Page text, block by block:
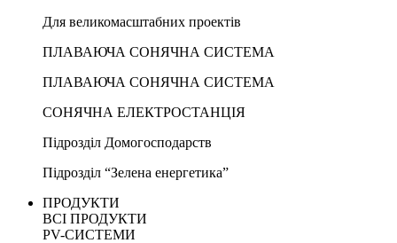
Для великомасштабних проектів
ПЛАВАЮЧА СОНЯЧНА СИСТЕМА
ПЛАВАЮЧА СОНЯЧНА СИСТЕМА
СОНЯЧНА ЕЛЕКТРОСТАНЦІЯ
Підрозділ Домогосподарств
Підрозділ “Зелена енергетика”
ПРОДУКТИ
ВСІ ПРОДУКТИ
PV-СИСТЕМИ